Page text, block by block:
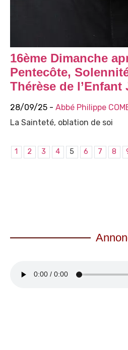
16ème Dimanche
Pentecôte,
Thérèse de l’Enfant
28/09/25 - Abbé Philippe
La Sainteté, oblation de soi
1 2 3 4 5 6 7 8